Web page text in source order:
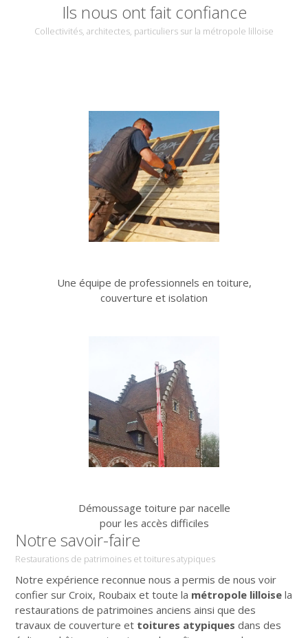
Ils nous ont fait confiance
Collectivités, architectes, particuliers sur la métropole lilloise
Une équipe de professionnels en toiture,
couverture et isolation
Démoussage toiture par nacelle
pour les accès difficiles
Notre savoir-faire
Restaurations de patrimoines et toitures atypiques
Notre expérience reconnue nous a permis de nous voir
confier sur Croix, Roubaix et toute la métropole lilloise la
restaurations de patrimoines anciens ainsi que des
travaux de couverture et toitures atypiques dans des